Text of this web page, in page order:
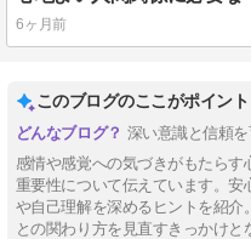
6ヶ月前
このブログのここがポイント
深い意識と信頼
感情や感覚への気づきがもたら
重要性について伝えています。
や自己理解を深めるヒントを紹
との関わり方を見直すきっかけと